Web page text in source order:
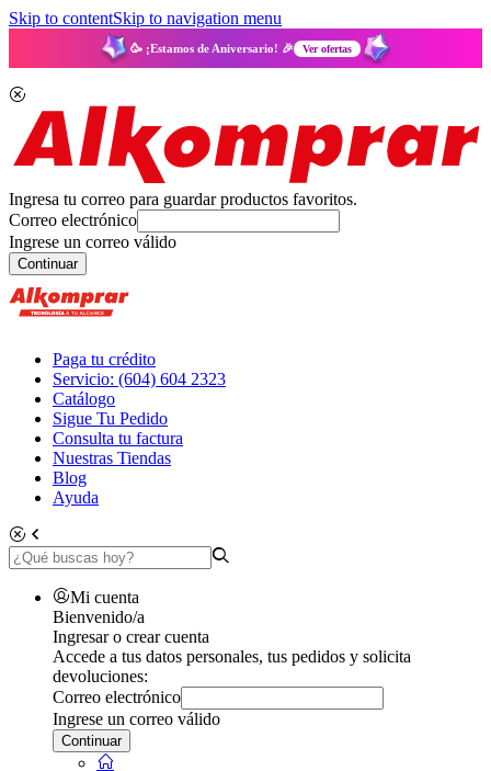
Skip to contentSkip to navigation menu
🥳 ¡Estamos de Aniversario! 🎉 Ver ofertas
Ingresa tu correo para guardar productos favoritos.
Correo electrónico
Ingrese un correo válido
Continuar
Paga tu crédito
Servicio: (604) 604 2323
Catálogo
Sigue Tu Pedido
Consulta tu factura
Nuestras Tiendas
Blog
Ayuda
Mi cuenta
Bienvenido/a
Ingresar o crear cuenta
Accede a tus datos personales, tus pedidos y solicita
devoluciones:
Correo electrónico
Ingrese un correo válido
Continuar